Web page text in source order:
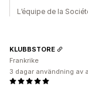
L’équipe de la
KLUBBSTORE
Frankrike
3 dagar användning av